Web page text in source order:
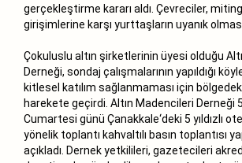
gerçekleştirme kararı aldı. Çevreciler,
girişimlerine karşı yurttaşların uyanık
Çokuluslu altın şirketlerinin üyesi olduğu
Derneği, sondaj çalışmalarının yapıldığı
kitlesel katılım sağlanmaması için
harekete geçirdi. Altın Madencileri Derneği
Cumartesi günü Çanakkale‘deki 5 yıldızlı
yönelik toplantı kahvaltılı basın toplantısı
açıkladı. Dernek yetkilileri, gazetecileri